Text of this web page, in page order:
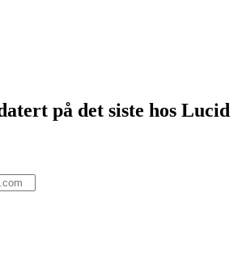
på det siste hos Lucid